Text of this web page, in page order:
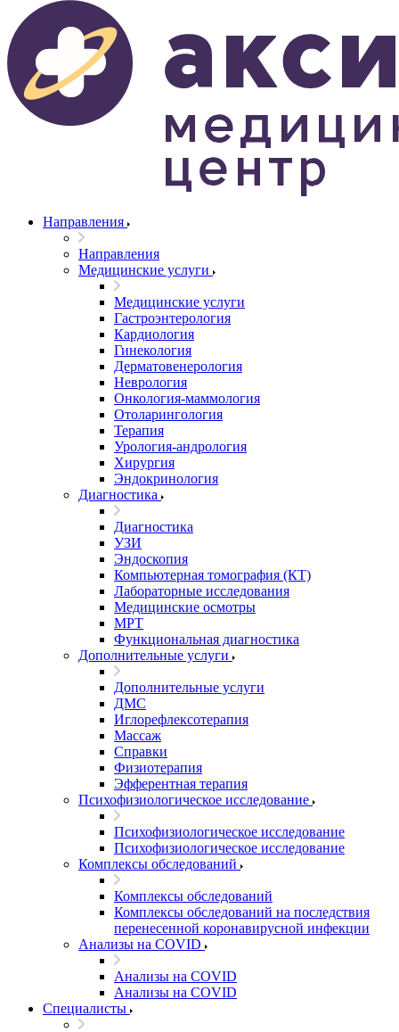
Направления
Направления
Медицинские услуги
Медицинские услуги
Гастроэнтерология
Кардиология
Гинекология
Дерматовенерология
Неврология
Онкология-маммология
Отоларингология
Терапия
Урология-андрология
Хирургия
Эндокринология
Диагностика
Диагностика
УЗИ
Эндоскопия
Компьютерная томография (КТ)
Лабораторные исследования
Медицинские осмотры
МРТ
Функциональная диагностика
Дополнительные услуги
Дополнительные услуги
ДМС
Иглорефлексотерапия
Массаж
Справки
Физиотерапия
Эфферентная терапия
Психофизиологическое исследование
Психофизиологическое исследование
Психофизиологическое исследование
Комплексы обследований
Комплексы обследований
Комплексы обследований на последствия
перенесенной коронавирусной инфекции
Анализы на COVID
Анализы на COVID
Анализы на COVID
Специалисты